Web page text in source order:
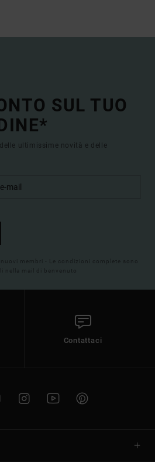
SUL TUO
ultimissime novità e delle
membri - Le condizioni complete sono
nella mail di benvenuto
Contattaci